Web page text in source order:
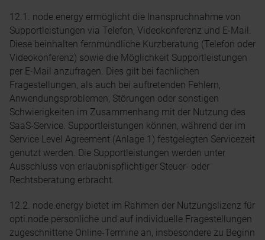
12.1. node.energy ermöglicht die Inanspruchnahme von
Supportleistungen via Telefon, Videokonferenz und E-Mail.
Diese beinhalten fernmündliche Kurzberatung (Telefon oder
Videokonferenz) sowie die Möglichkeit Supportleistungen
per E-Mail anzufragen. Dies gilt bei fachlichen
Fragestellungen, als auch bei auftretenden Fehlern,
Anwendungsproblemen, Störungen oder sonstigen
Schwierigkeiten im Zusammenhang mit der Nutzung des
SaaS-Service. Supportleistungen können, während der im
Service Level Agreement (Anlage 1) festgelegten Servicezeit
genutzt werden. Die Supportleistungen werden unter
Ausschluss von erlaubnispflichtiger Steuer- oder
Rechtsberatung erbracht.
12.2. node.energy bietet im Rahmen der Nutzungslizenz für
opti.node persönliche und auf individuelle Fragestellungen
zugeschnittene Online-Termine an, insbesondere zu Beginn